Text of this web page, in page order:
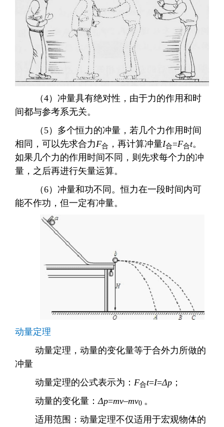
（4）冲量具有绝对性，由于力的作用和时
间都与参考系无关。
（ 5）多个恒力的冲量，若几个力作用时间
相同，可以先求合力F合 ，再计算冲量I合=F合t。
如果几个力的作用时间不同，则先求每个力的冲
量，之后再进行矢量运算。
（6）冲量和功不同。恒力在一段时间内可
能不作功，但一定有冲量。
动量定理
动量定理，动量的变化量等于合外力所做的
冲量
动量定理的公式表示为： F合t=I=Δp ；
动量的变化量： Δp=mv–mv0 。
适用范围：动量定理不仅适用于宏观物体的